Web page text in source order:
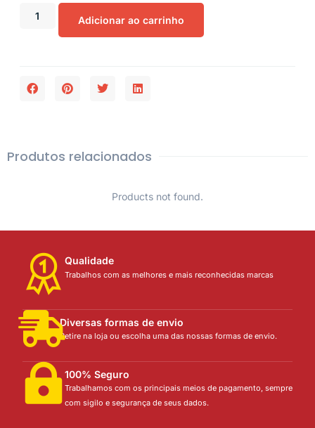
Adicionar ao carrinho
Produtos relacionados
Products not found.
Qualidade
Trabalhos com as melhores e mais reconhecidas marcas
Diversas formas de envio
Retire na loja ou escolha uma das nossas formas de envio.
100% Seguro
Trabalhamos com os principais meios de pagamento, sempre
com sigilo e segurança de seus dados.